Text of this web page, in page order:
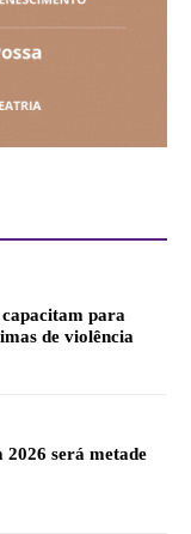
para
de violência
2026 será metade